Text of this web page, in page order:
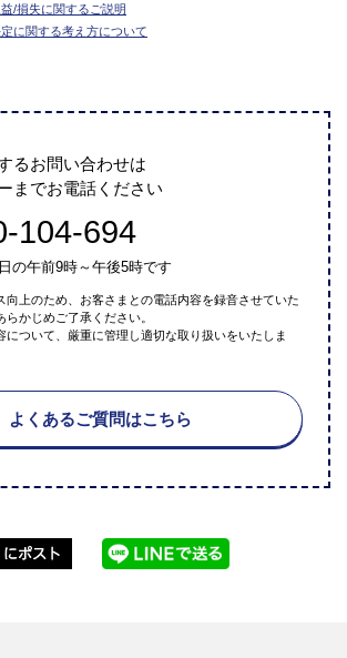
/損失に関するご説明
に関する考え方について
るお問い合わせは
までお電話ください
104-694
の午前9時～午後5時です
向上のため、お客さまとの電話内容を録音させていた
かじめご了承ください。
について、厳重に管理し適切な取り扱いをいたしま
よくあるご質問はこちら